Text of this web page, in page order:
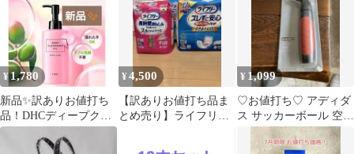
¥1,780
新品✨️訳ありお値打ち
品！DHCディープクレ
ンジングオイル ブース
¥4,500
【訳ありお値打ち品ま
とめ売り】ライフリー
¥ 1,099
♡お値打ち♡ アディダ
ス サッカーボール 空気
入れ エアポンプ